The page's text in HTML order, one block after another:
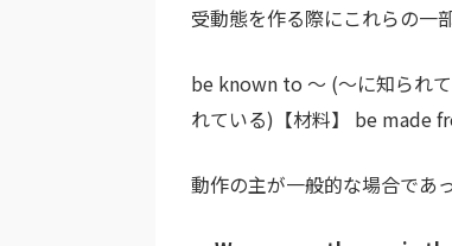
受動態を作る際にこれらの一
be known to ～ (～に知られ
れている)【材料】 be made
動作の主が一般的な場合であ